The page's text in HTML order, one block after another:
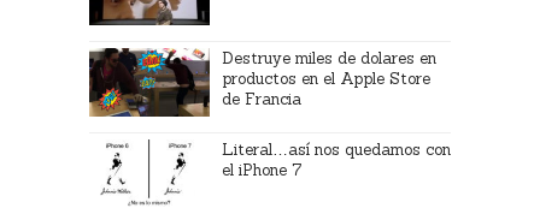
Destruye miles de dolares en
productos en el Apple Store
de Francia
Literal…así nos quedamos con
el iPhone 7